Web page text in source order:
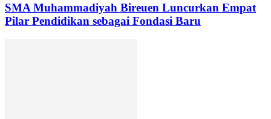
SMA Muhammadiyah Bireuen Luncurkan Empat
Pilar Pendidikan sebagai Fondasi Baru